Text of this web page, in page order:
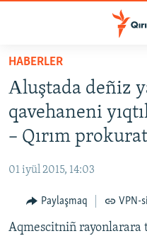
Esas
qaytmaq
Baş
navigatsiyağa
qaytmaq
Qıdıruvğa
qaytmaq
HABERLER
SİYASET
İQTİSADİYAT
MEDENİYET
İNSAN AQLARI
VİDEO
HABERLER
Аluştada deñiz
qavehaneni
– Qırım
01 iyül 2015, 14:03
Paylaşmaq VPN-
Aqmescitniñ rayonlarara